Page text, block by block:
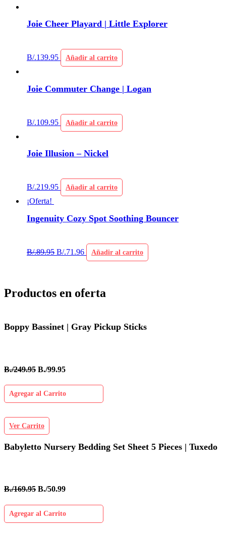
Joie Cheer Playard | Little Explorer
B/.139.95 Añadir al carrito
Joie Commuter Change | Logan
B/.109.95 Añadir al carrito
Joie Illusion – Nickel
B/.219.95 Añadir al carrito
¡Oferta!
Ingenuity Cozy Spot Soothing Bouncer
B/.89.95 B/.71.96 Añadir al carrito
Productos en oferta
Boppy Bassinet | Gray Pickup Sticks
B./249.95 B./99.95
Agregar al Carrito
Ver Carrito
Babyletto Nursery Bedding Set Sheet 5 Pieces | Tuxedo
B./169.95 B./50.99
Agregar al Carrito